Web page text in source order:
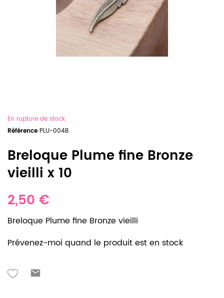
En rupture de stock
Référence PLU-004B
Breloque Plume fine Bronze
vieilli x 10
2,50 €
Breloque Plume fine Bronze vieilli
Prévenez-moi quand le produit est en stock